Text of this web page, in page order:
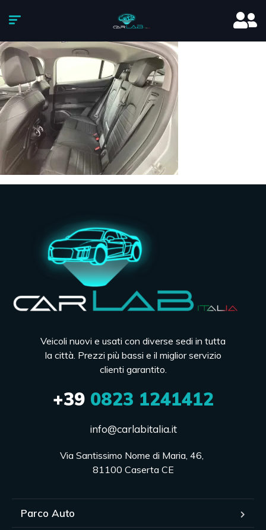
Veicoli nuovi e usati con diverse sedi in tutta
la città. Prezzi più bassi e il miglior servizio
clienti garantito.
+390823 1241412
info@carlabitalia.it
Via Santissimo Nome di Maria, 46,
81100 Caserta CE
Parco Auto